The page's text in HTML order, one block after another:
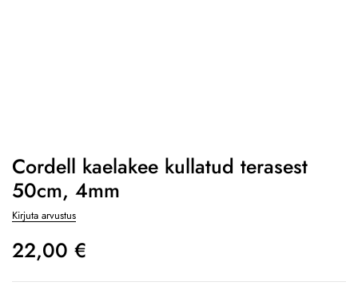
Cordell kaelakee kullatud terasest
50cm, 4mm
Kirjuta arvustus
22,00 €